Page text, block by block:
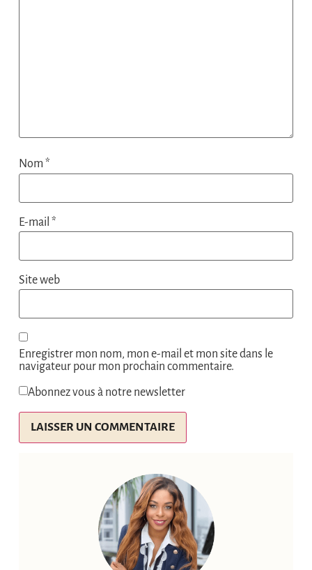
Nom *
E-mail *
Site web
Enregistrer mon nom, mon e-mail et mon site dans le
navigateur pour mon prochain commentaire.
Abonnez vous à notre newsletter